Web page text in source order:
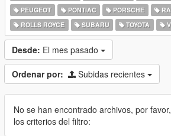
PEUGEOT
PONTIAC PORSCHE
ROLLS ROYCE
SUBARU TOYOTA
Desde: El mes pasado
Ordenar por: Subidas recientes
No se han encontrado archivos, por
los criterios del filtro: